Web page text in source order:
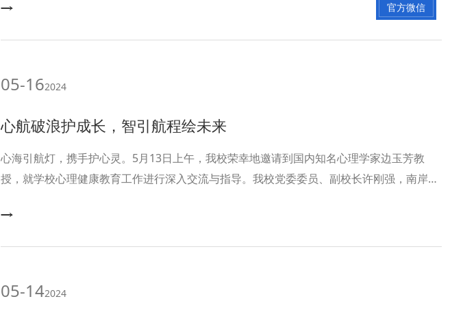
官方微信
05-162024
心航破浪护成长，智引航程绘未来
心海引航灯，携手护心灵。5月13日上午，我校荣幸地邀请到国内知名心理学家边玉芳教
授，就学校心理健康教育工作进行深入交流与指导。我校党委委员、副校长许刚强，南岸区
出席会议，南岸边玉芳名师团队工作室学员参会，会议由德育处负责人应刚主持。
05-142024